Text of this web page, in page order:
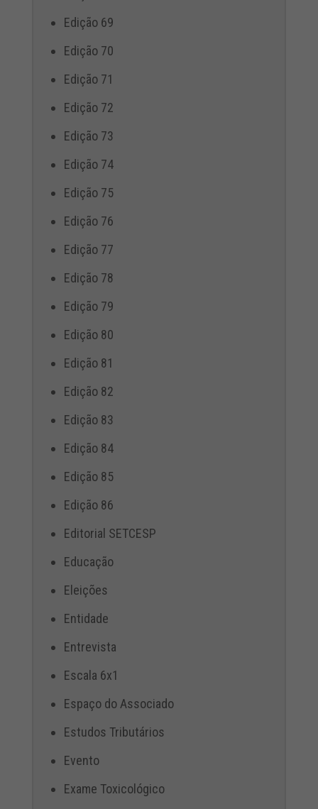
Edição 69
Edição 70
Edição 71
Edição 72
Edição 73
Edição 74
Edição 75
Edição 76
Edição 77
Edição 78
Edição 79
Edição 80
Edição 81
Edição 82
Edição 83
Edição 84
Edição 85
Edição 86
Editorial SETCESP
Educação
Eleições
Entidade
Entrevista
Escala 6x1
Espaço do Associado
Estudos Tributários
Evento
Exame Toxicológico